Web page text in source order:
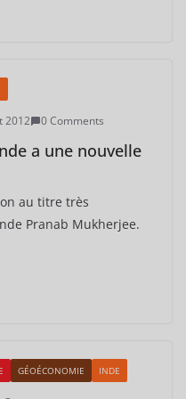
2012 0 Comments
a une nouvelle
au titre très
Pranab Mukherjee.
GÉOÉCONOMIE INDE